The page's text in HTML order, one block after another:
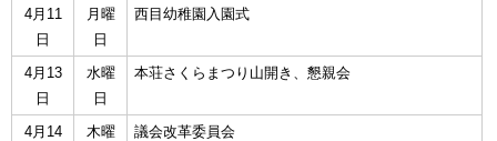
4月11
日
月曜
日
西目幼稚園入園式
4月13
日
水曜
日
本荘さくらまつり山開き、懇親会
4月14
木曜
議会改革委員会